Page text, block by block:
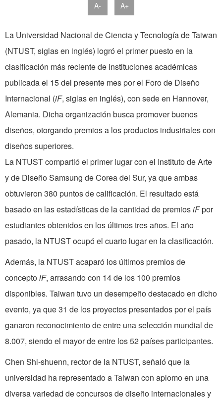
A- A+
La Universidad Nacional de Ciencia y Tecnología de Taiwan
(NTUST, siglas en inglés) logró el primer puesto en la
clasificación más reciente de instituciones académicas
publicada el 15 del presente mes por el Foro de Diseño
Internacional (iF, siglas en inglés), con sede en Hannover,
Alemania. Dicha organización busca promover buenos
diseños, otorgando premios a los productos industriales con
diseños superiores.
La NTUST compartió el primer lugar con el Instituto de Arte
y de Diseño Samsung de Corea del Sur, ya que ambas
obtuvieron 380 puntos de calificación. El resultado está
basado en las estadísticas de la cantidad de premiosiFpor
estudiantes obtenidos en los últimos tres años. El año
pasado, la NTUST ocupó el cuarto lugar en la clasificación.
Además, la NTUST acaparó los últimos premios de
conceptoiF, arrasando con 14 de los 100 premios
disponibles. Taiwan tuvo un desempeño destacado en dicho
evento, ya que 31 de los proyectos presentados por el país
ganaron reconocimiento de entre una selección mundial de
8.007, siendo el mayor de entre los 52 países participantes.
Chen Shi-shuenn, rector de la NTUST, señaló que la
universidad ha representado a Taiwan con aplomo en una
diversa variedad de concursos de diseño internacionales y